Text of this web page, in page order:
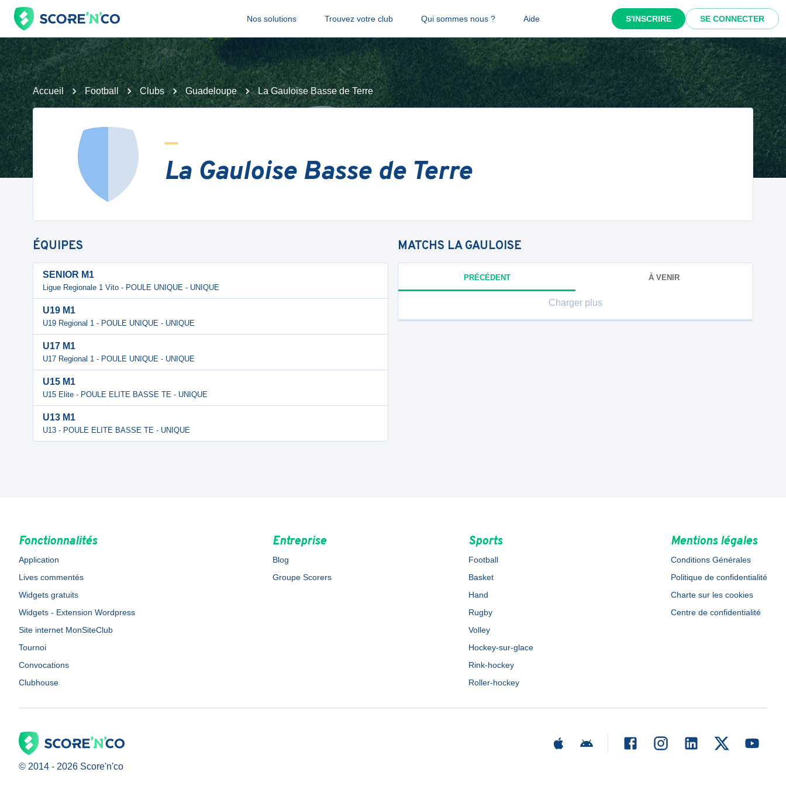
Nos solutions Trouvez votre club Qui sommes nous ? Aide S'INSCRIRE SE CONNECTER
Accueil Football Clubs Guadeloupe La Gauloise Basse de Terre
La Gauloise Basse de Terre
ÉQUIPES
SENIOR M1
Ligue Regionale 1 Vito - POULE UNIQUE - UNIQUE
U19 M1
U19 Regional 1 - POULE UNIQUE - UNIQUE
U17 M1
U17 Regional 1 - POULE UNIQUE - UNIQUE
U15 M1
U15 Elite - POULE ELITE BASSE TE - UNIQUE
U13 M1
U13 - POULE ELITE BASSE TE - UNIQUE
MATCHS LA GAULOISE
PRÉCÉDENT À VENIR
Charger plus
Fonctionnalités
Application
Lives commentés
Widgets gratuits
Widgets - Extension Wordpress
Site internet MonSiteClub
Tournoi
Convocations
Clubhouse
Entreprise
Blog
Groupe Scorers
Sports
Football
Basket
Hand
Rugby
Volley
Hockey-sur-glace
Rink-hockey
Roller-hockey
Mentions légales
Conditions Générales
Politique de confidentialité
Charte sur les cookies
Centre de confidentialité
© 2014 - 2026 Score'n'co